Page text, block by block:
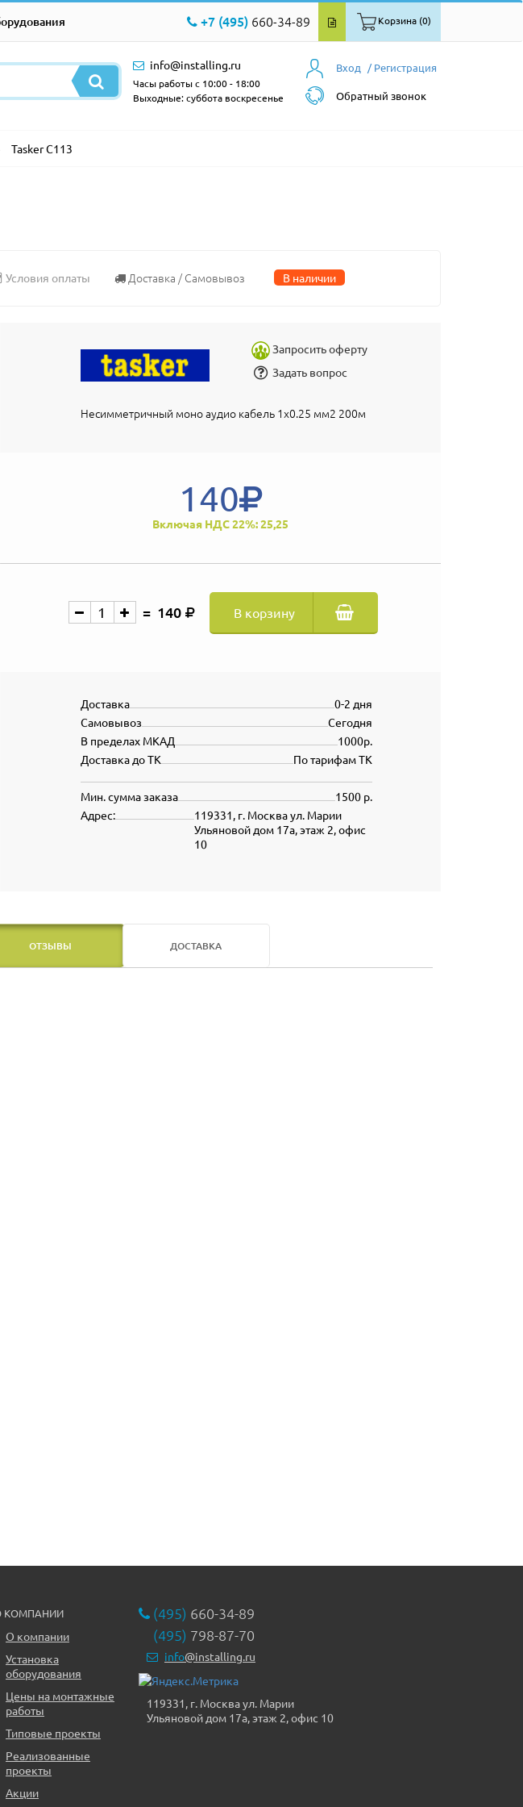
+7 (495) 660-34-89 Корзина (0)
Вход / Регистрация
Обратный звонок
info@installing.ru
Часы работы с 10:00 - 18:00
Выходные: суббота воскресенье
Tasker C113
Условия оплаты Доставка / Самовывоз В наличии
Запросить оферту
Задать вопрос
Несимметричный моно аудио кабель 1х0.25 мм2 200м
140
Включая НДС 22%: 25,25
140 В корзину
0-2 дня
Доставка
Сегодня
Самовывоз
1000р.
В пределах МКАД
По тарифам ТК
Доставка до ТК
1500 р.
Мин. сумма заказа
119331, г. Москва ул. Марии
Ульяновой дом 17а, этаж 2, офис
10
Адрес:
ОТЗЫВЫ ДОСТАВКА
КОМПАНИИ
О компании
Установка
оборудования
Цены на монтажные
работы
Типовые проекты
Реализованные
проекты
Акции
(495) 660-34-89
(495) 798-87-70
info@installing.ru
119331, г. Москва ул. Марии
Ульяновой дом 17а, этаж 2, офис 10